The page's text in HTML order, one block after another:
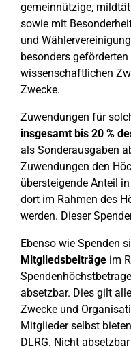
gemeinnützige,
sowie mit
und
besonders
wissenschaftlichen
Zwecke.
Zuwendungen für
insgesamt bis 20 %
als Sonderausgaben
Zuwendungen den
übersteigende Anteil
dort im Rahmen des
werden. Dieser
Ebenso wie Spenden
Mitgliedsbeiträge im
absetzbar. Dies gilt
Zwecke und
Mitglieder selbst
DLRG. Nicht